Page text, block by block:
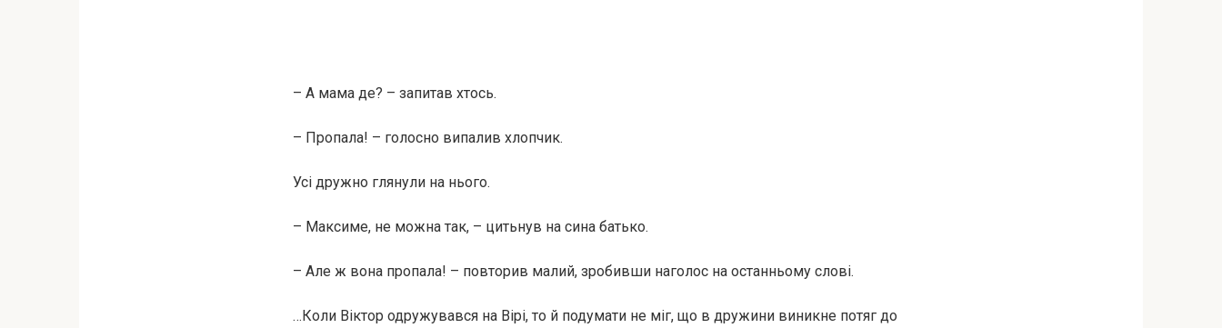
– А мама де? – запитав хтось.
– Пропала! – голосно випалив хлопчик.
Усі дружно глянули на нього.
– Максиме, не можна так, – цитьнув на сина батько.
– Але ж вона пропала! – повторив малий, зробивши наголос на останньому слові.
…Коли Віктор одружувався на Вірі, то й подумати не міг, що в дружини виникне пoтяг до